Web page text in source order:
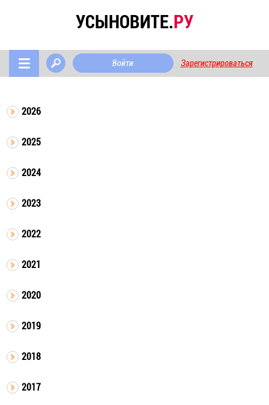
УСЫНОВИТЕ.РУ
Войти Зарегистрироваться
2026
2025
2024
2023
2022
2021
2020
2019
2018
2017